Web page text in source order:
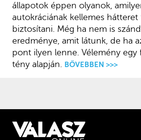
állapotok éppen olyanok,
autokráciának kellemes
biztosítani. Még ha nem is
eredménye, amit látunk, de ha
pont ilyen lenne. Vélemény egy
tény alapján. BŐVEBBEN >>>